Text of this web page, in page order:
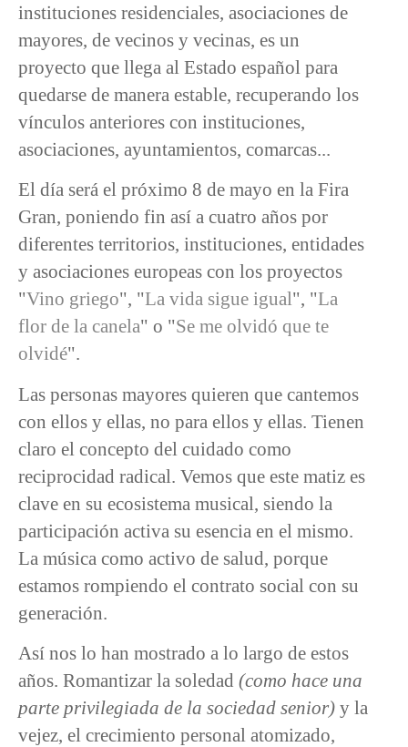
instituciones residenciales, asociaciones de
mayores, de vecinos y vecinas, es un
proyecto que llega al Estado español para
quedarse de manera estable, recuperando los
vínculos anteriores con instituciones,
asociaciones, ayuntamientos, comarcas...
El día será el próximo 8 de mayo en la Fira
Gran, poniendo fin así a cuatro años por
diferentes territorios, instituciones, entidades
y asociaciones europeas con los proyectos
"Vino griego", "La vida sigue igual", "La
flor de la canela" o "Se me olvidó que te
olvidé".
Las personas mayores quieren que cantemos
con ellos y ellas, no para ellos y ellas. Tienen
claro el concepto del cuidado como
reciprocidad radical. Vemos que este matiz es
clave en su ecosistema musical, siendo la
participación activa su esencia en el mismo.
La música como activo de salud, porque
estamos rompiendo el contrato social con su
generación.
Así nos lo han mostrado a lo largo de estos
años. Romantizar la soledad (como hace una
parte privilegiada de la sociedad senior) y la
vejez, el crecimiento personal atomizado,